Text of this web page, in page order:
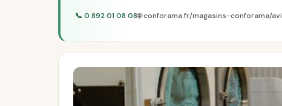
📞 0 892 01 08 08🌐 conforama.fr/magasins-conforama/avi